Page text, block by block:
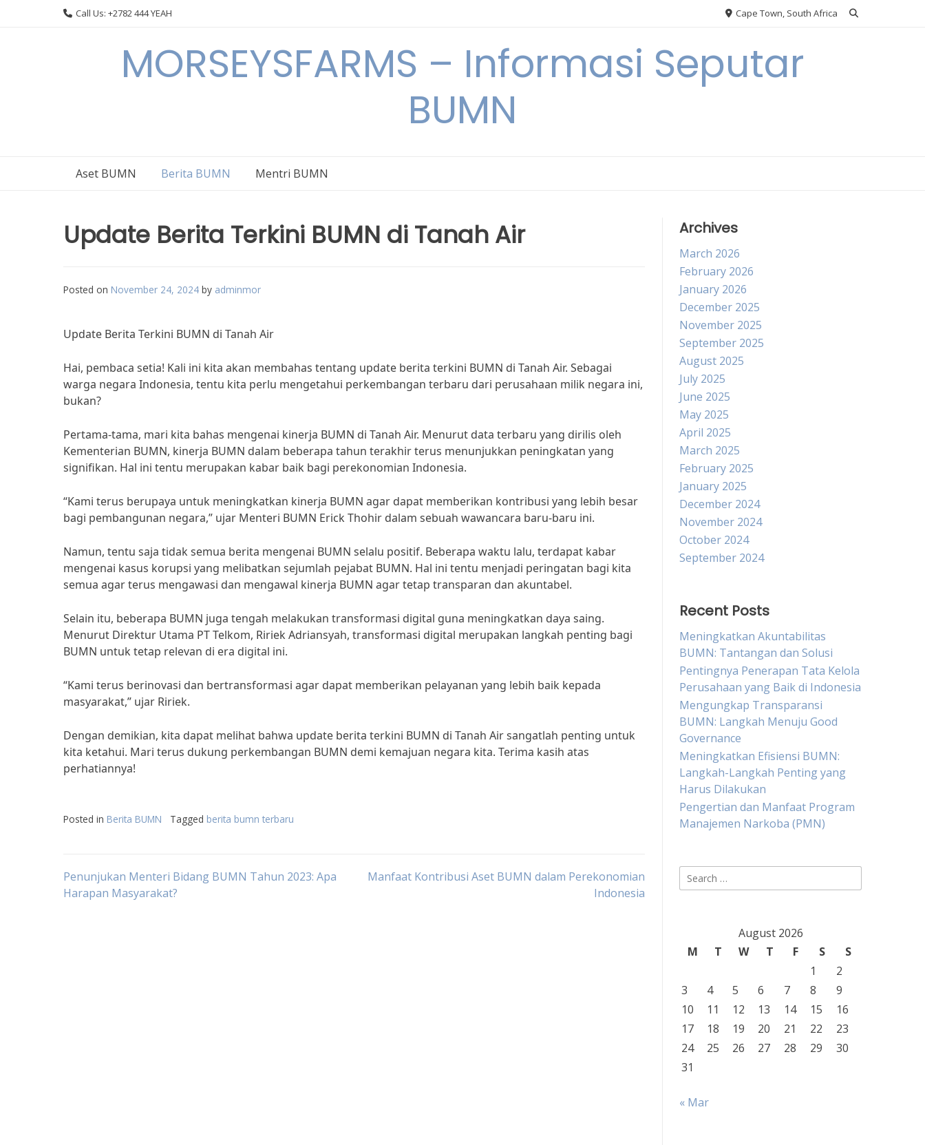
Call Us: +2782 444 YEAH Cape Town, South Africa
MORSEYSFARMS – Informasi Seputar
BUMN
Aset BUMN Berita BUMN Mentri BUMN
Update Berita Terkini BUMN di Tanah Air
Posted on November 24, 2024 by adminmor
Update Berita Terkini BUMN di Tanah Air
Hai, pembaca setia! Kali ini kita akan membahas tentang update berita terkini BUMN di Tanah Air. Sebagai
warga negara Indonesia, tentu kita perlu mengetahui perkembangan terbaru dari perusahaan milik negara ini,
bukan?
Pertama-tama, mari kita bahas mengenai kinerja BUMN di Tanah Air. Menurut data terbaru yang dirilis oleh
Kementerian BUMN, kinerja BUMN dalam beberapa tahun terakhir terus menunjukkan peningkatan yang
signifikan. Hal ini tentu merupakan kabar baik bagi perekonomian Indonesia.
“Kami terus berupaya untuk meningkatkan kinerja BUMN agar dapat memberikan kontribusi yang lebih besar
bagi pembangunan negara,” ujar Menteri BUMN Erick Thohir dalam sebuah wawancara baru-baru ini.
Namun, tentu saja tidak semua berita mengenai BUMN selalu positif. Beberapa waktu lalu, terdapat kabar
mengenai kasus korupsi yang melibatkan sejumlah pejabat BUMN. Hal ini tentu menjadi peringatan bagi kita
semua agar terus mengawasi dan mengawal kinerja BUMN agar tetap transparan dan akuntabel.
Selain itu, beberapa BUMN juga tengah melakukan transformasi digital guna meningkatkan daya saing.
Menurut Direktur Utama PT Telkom, Ririek Adriansyah, transformasi digital merupakan langkah penting bagi
BUMN untuk tetap relevan di era digital ini.
“Kami terus berinovasi dan bertransformasi agar dapat memberikan pelayanan yang lebih baik kepada
masyarakat,” ujar Ririek.
Dengan demikian, kita dapat melihat bahwa update berita terkini BUMN di Tanah Air sangatlah penting untuk
kita ketahui. Mari terus dukung perkembangan BUMN demi kemajuan negara kita. Terima kasih atas
perhatiannya!
Posted in Berita BUMN Tagged berita bumn terbaru
Post
Penunjukan Menteri Bidang BUMN Tahun 2023: Apa
Harapan Masyarakat?
Manfaat Kontribusi Aset BUMN dalam Perekonomian
Indonesia
Archives
March 2026
February 2026
January 2026
December 2025
November 2025
September 2025
August 2025
July 2025
June 2025
May 2025
April 2025
March 2025
February 2025
January 2025
December 2024
November 2024
October 2024
September 2024
Recent Posts
Meningkatkan Akuntabilitas
BUMN: Tantangan dan Solusi
Pentingnya Penerapan Tata Kelola
Perusahaan yang Baik di Indonesia
Mengungkap Transparansi
BUMN: Langkah Menuju Good
Governance
Meningkatkan Efisiensi BUMN:
Langkah-Langkah Penting yang
Harus Dilakukan
Pengertian dan Manfaat Program
Manajemen Narkoba (PMN)
Search
for:
August 2026
M
T W T F S
S
1
2
3
4 5 6 7 8
9
10
11 12 13 14 15
16
17
18 19 20 21 22
23
24
25 26 27 28 29
30
31
« Mar